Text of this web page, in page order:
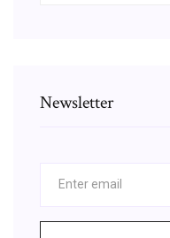
Newsletter